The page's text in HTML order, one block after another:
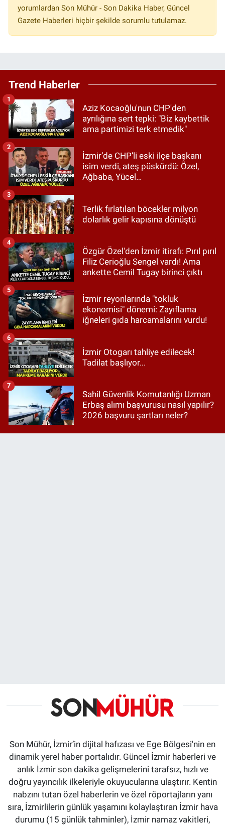
yorumlardan Son Mühür - Son Dakika Haber, Güncel
Gazete Haberleri hiçbir şekilde sorumlu tutulamaz.
Trend Haberler
Aziz Kocaoğlu'nun CHP'den
ayrılığına sert tepki: "Biz kaybettik
ama partimizi terk etmedik"
1
İzmir’de CHP’li eski ilçe başkanı
isim verdi, ateş püskürdü: Özel,
Ağbaba, Yücel…
2
Terlik fırlatılan böcekler milyon
dolarlık gelir kapısına dönüştü
3
Özgür Özel'den İzmir itirafı: Pırıl pırıl
Filiz Cerioğlu Sengel vardı! Ama
ankette Cemil Tugay birinci çıktı
4
İzmir reyonlarında "tokluk
ekonomisi" dönemi: Zayıflama
iğneleri gıda harcamalarını vurdu!
5
İzmir Otogarı tahliye edilecek!
Tadilat başlıyor...
6
Sahil Güvenlik Komutanlığı Uzman
Erbaş alımı başvurusu nasıl yapılır?
2026 başvuru şartları neler?
7
Son Mühür, İzmir’in dijital hafızası ve Ege Bölgesi'nin en
dinamik yerel haber portalıdır. Güncel İzmir haberleri ve
anlık İzmir son dakika gelişmelerini tarafsız, hızlı ve
doğru yayıncılık ilkeleriyle okuyucularına ulaştırır. Kentin
nabzını tutan özel haberlerin ve özel röportajların yanı
sıra, İzmirlilerin günlük yaşamını kolaylaştıran İzmir hava
durumu (15 günlük tahminler), İzmir namaz vakitleri,